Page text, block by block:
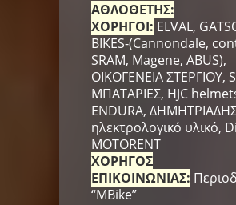
ΑΘΛΟΘΕΤΗΣ:
ΧΟΡΗΓΟΙ: ELVAL,
BIKES-(Cannondale,
SRAM, Magene, ABUS),
ΟΙΚΟΓΕΝΕΙΑ ΣΤΕΡΓΙΟΥ,
ΜΠΑΤΑΡΙΕΣ, HJC
ENDURA,
ηλεκτρολογικό υλικό,
MOTORENT
ΧΟΡΗΓΟΣ
ΕΠΙΚΟΙΝΩΝΙΑΣ:
“MBike”